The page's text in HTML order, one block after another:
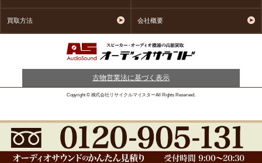
買取方法 会社概要
古物営業法に基づく表示
Copyright © 株式会社リサイクルマイスターAll Rights Reserved.